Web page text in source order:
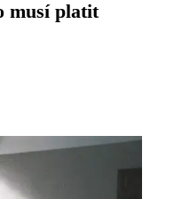
musí platit